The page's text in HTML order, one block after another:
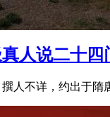
人说二十四
人不详，约出于